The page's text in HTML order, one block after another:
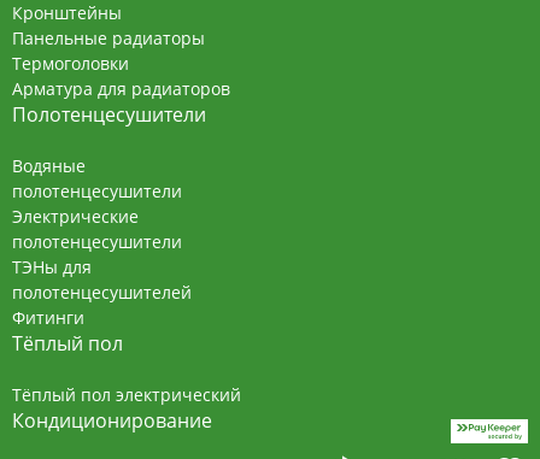
Кронштейны
Панельные радиаторы
Термоголовки
Арматура для радиаторов
Полотенцесушители
Водяные
полотенцесушители
Электрические
полотенцесушители
ТЭНы для
полотенцесушителей
Фитинги
Тёплый пол
Тёплый пол электрический
Кондиционирование